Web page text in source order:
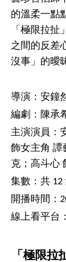
的溫柔一點
「極限拉
之間的反差
沒事」的曖
導演：安鐘
編劇：陳承
主演演員：
飾女主角 譚
克；高斗心
集數：共 12
開播時間：
線上看平台
「極限拉